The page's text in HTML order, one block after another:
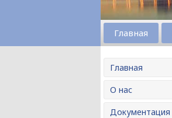
Главная
Главная
О нас
Документация